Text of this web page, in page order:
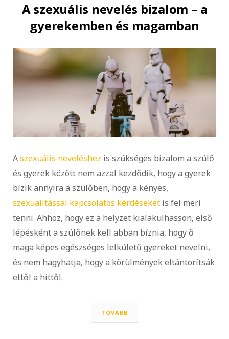
A szexuális nevelés bizalom – a
gyerekemben és magamban
Aszexuális neveléshez is szükséges bizalom a szülő
és gyerek között nem azzal kezdődik, hogy a gyerek
bízik annyira a szülőben, hogy a kényes,
szexualitással kapcsolatos kérdéseket is fel meri
tenni. Ahhoz, hogy ez a helyzet kialakulhasson, első
lépésként a szülőnek kell abban bíznia, hogy ő
maga képes egészséges lelkületű gyereket nevelni,
és nem hagyhatja, hogy a körülmények eltántorítsák
ettől a hittől.
TOVÁBB